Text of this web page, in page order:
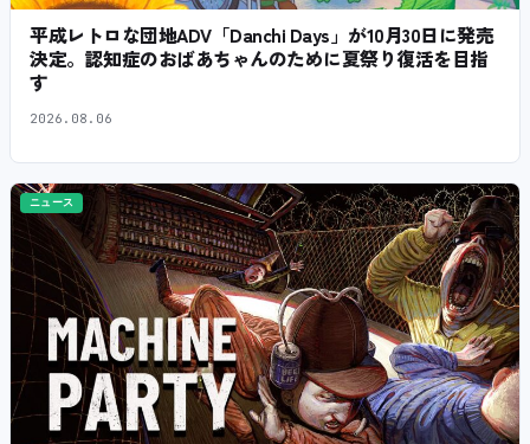
平成レトロな団地ADV「Danchi Days」が10月30日に発売
決定。認知症のおばあちゃんのために夏祭り復活を目指
す
2026.08.06
ニュース